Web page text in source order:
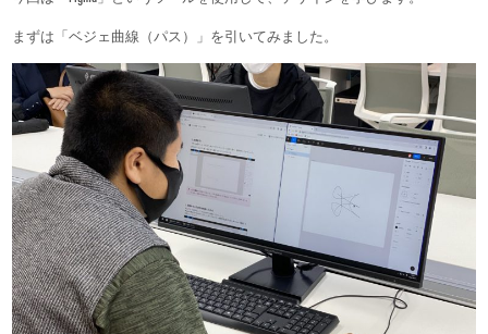
まずは「ベジェ曲線（パス）」を引いてみました。